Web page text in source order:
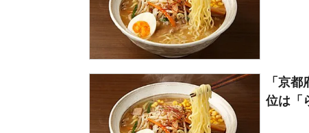
「京
位は「